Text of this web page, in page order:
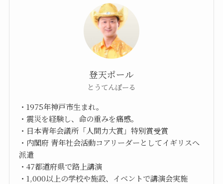
登天ポール
とうてんぽーる
・1975年神戸市生まれ。
・震災を経験し、命の重みを痛感。
・日本青年会議所「人間力大賞」特別賞受賞
・内閣府 青年社会活動コアリーダーとしてイギリスへ
派遣
・47都道府県で路上講演
・1,000以上の学校や施設、イベントで講演会実施